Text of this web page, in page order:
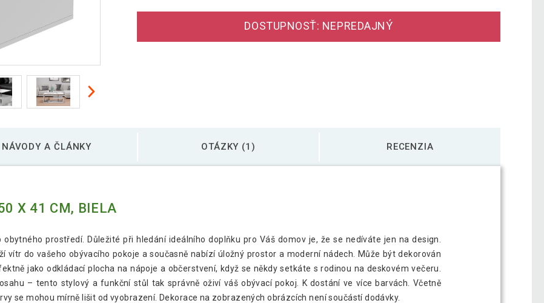
Konferenčný stolík, 90 x 50 x 41 cm, bielo/sivý (vzor) 51,09 €
DOSTUPNOSŤ: NEPREDAJNÝ
NÁVODY A ČLÁNKY OTÁZKY (1) RECENZIA
X 41 CM, BIELA
prostředí. Důležité při hledání ideálního doplňku pro Váš domov je, že se nedíváte jen na design.
vítr do vašeho obývacího pokoje a současně nabízí úložný prostor a moderní nádech. Může být dekorován
jako odkládací plocha na nápoje a občerstvení, když se někdy setkáte s rodinou na deskovém večeru.
– tento stylový a funkční stůl tak správně oživí váš obývací pokoj. K dostání ve více barvách. Včetně
se mohou mírně lišit od vyobrazení. Dekorace na zobrazených obrázcích není součástí dodávky.